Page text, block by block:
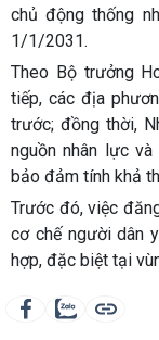
chủ động thống
1/1/2031.
Theo Bộ trưởng
tiếp, các địa
trước; đồng thời,
nguồn nhân lực
bảo đảm tính khả
Trước đó, việc
cơ chế người dân
hợp, đặc biệt tại